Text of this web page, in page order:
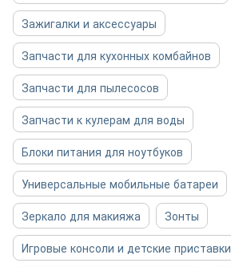
Зажигалки и аксессуары
Запчасти для кухонных комбайнов
Запчасти для пылесосов
Запчасти к кулерам для воды
Блоки питания для ноутбуков
Универсальные мобильные батареи
Зеркало для макияжа
Зонты
Игровые консоли и детские приставки